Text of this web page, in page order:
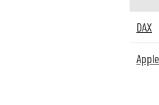
DAX
Apple